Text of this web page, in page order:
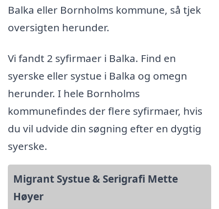
Balka eller Bornholms kommune, så tjek
oversigten herunder.
Vi fandt 2 syfirmaer i Balka. Find en
syerske eller systue i Balka og omegn
herunder. I hele Bornholms
kommunefindes der flere syfirmaer, hvis
du vil udvide din søgning efter en dygtig
syerske.
Migrant Systue & Serigrafi Mette
Høyer